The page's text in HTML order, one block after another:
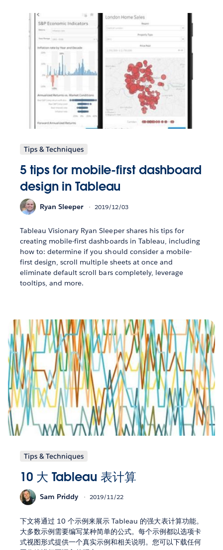
Tips & Techniques
5 tips for mobile-first dashboard
design in Tableau
Ryan Sleeper 2019/12/03
Tableau Visionary Ryan Sleeper shares his tips for
creating mobile-first dashboards in Tableau, including
how to: determine if you should consider a mobile-
first design, scroll multiple sheets at once and
eliminate default scroll bars completely, leverage
tooltips, and more.
Tips & Techniques
10 大 Tableau 表计算
Sam Priddy 2019/11/22
下文将通过 10 个示例来展示 Tableau 的强大表计算功能。
大多数示例需要编写某种简单的公式。每个示例都以选项卡
式视图形式提供一个真实示例和相关说明。您可以下载任何